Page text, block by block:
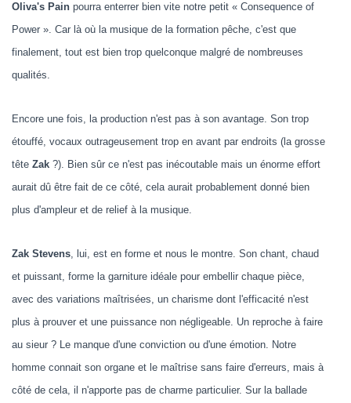
Oliva's Pain pourra enterrer bien vite notre petit « Consequence of
Power ». Car là où la musique de la formation pêche, c'est que
finalement, tout est bien trop quelconque malgré de nombreuses
qualités.
Encore une fois, la production n'est pas à son avantage. Son trop
étouffé, vocaux outrageusement trop en avant par endroits (la grosse
tête Zak ?). Bien sûr ce n'est pas inécoutable mais un énorme effort
aurait dû être fait de ce côté, cela aurait probablement donné bien
plus d'ampleur et de relief à la musique.
Zak Stevens, lui, est en forme et nous le montre. Son chant, chaud
et puissant, forme la garniture idéale pour embellir chaque pièce,
avec des variations maîtrisées, un charisme dont l'efficacité n'est
plus à prouver et une puissance non négligeable. Un reproche à faire
au sieur ? Le manque d'une conviction ou d'une émotion. Notre
homme connait son organe et le maîtrise sans faire d'erreurs, mais à
côté de cela, il n'apporte pas de charme particulier. Sur la ballade